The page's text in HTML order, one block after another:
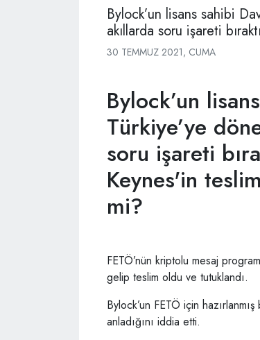
Bylock’un lisans sahibi
akıllarda soru işareti
30 TEMMUZ 2021, CUMA
Bylock’un
Türkiye’ye
soru işareti
Keynes'in
mi?
FETÖ’nün kriptolu mesaj
gelip teslim oldu ve tutuklandı.
Bylock’un FETÖ için
anladığını iddia etti.